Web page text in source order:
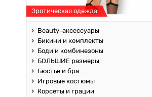
Эротическая одежда
Beauty-аксессуары
Бикини и комплекты
Боди и комбинезоны
БОЛЬШИЕ размеры
Бюстье и бра
Игровые костюмы
Корсеты и грации